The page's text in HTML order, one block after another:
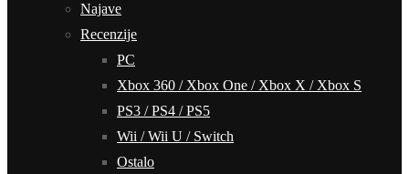
Najave
Recenzije
PC
Xbox 360 / Xbox One / Xbox X / Xbox S
PS3 / PS4 / PS5
Wii / Wii U / Switch
Ostalo